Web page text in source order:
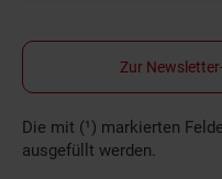
Zur
Die mit (¹) markierten
ausgefüllt werden.